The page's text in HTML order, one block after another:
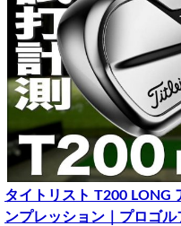
タイトリスト T200 LONG
ンプレッション｜プロゴ